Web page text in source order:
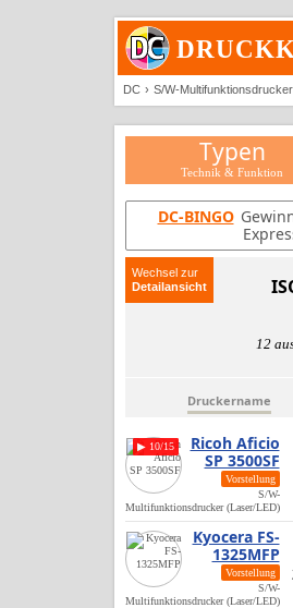
DC S/W-
Typen
Technik & Funktion
DC-BINGO
Wechsel zur
12
Druckername
▶ 10/15
Ricoh Aficio
SP 3500SF
Vorstellung
S/W-
Multifunktionsdrucker (Laser/LED)
Kyocera FS-
1325MFP
Vorstellung
S/W-
Multifunktionsdrucker (Laser/LED)